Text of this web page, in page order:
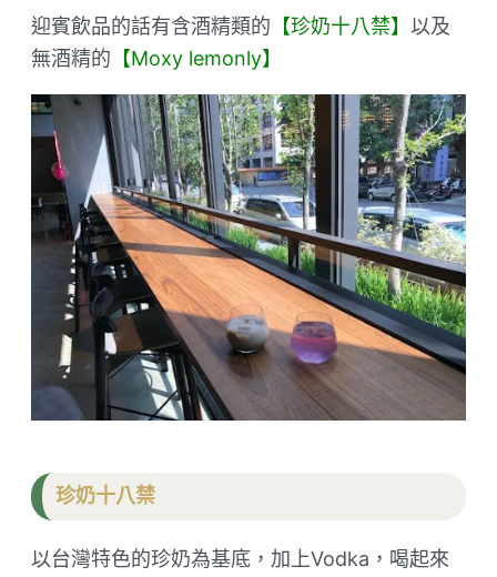
迎賓飲品的話有含酒精類的 【珍奶十八禁】 以及
無酒精的 【Moxy lemonly】
珍奶十八禁
以台灣特色的珍奶為基底，加上Vodka，喝起來